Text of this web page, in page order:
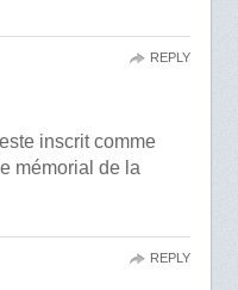
inscrit comme
mémorial de la
REPLY
REPLY